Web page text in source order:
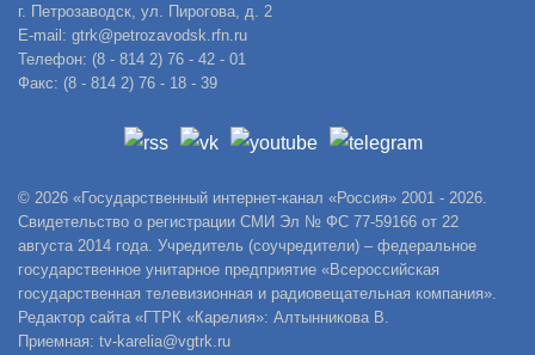
г. Петрозаводск, ул. Пирогова, д. 2
E-mail: gtrk@petrozavodsk.rfn.ru
Телефон: (8 - 814 2) 76 - 42 - 01
Факс: (8 - 814 2) 76 - 18 - 39
© 2026 «Государственный интернет-канал «Россия» 2001 - 2026.
Свидетельство о регистрации СМИ Эл № ФС 77-59166 от 22
августа 2014 года. Учредитель (соучредители) – федеральное
государственное унитарное предприятие «Всероссийская
государственная телевизионная и радиовещательная компания».
Редактор сайта «ГТРК «Карелия»: Алтынникова В.
Приемная: tv-karelia@vgtrk.ru